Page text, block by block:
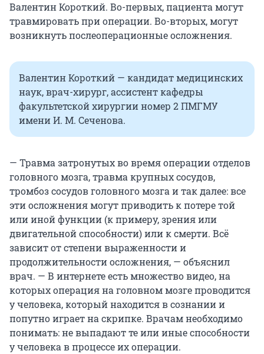
Валентин Короткий. Во-первых, пациента могут
травмировать при операции. Во-вторых, могут
возникнуть послеоперационные осложнения.
Валентин Короткий — кандидат медицинских
наук, врач-хирург, ассистент кафедры
факультетской хирургии номер 2 ПМГМУ
имени И. М. Сеченова.
— Травма затронутых во время операции отделов
головного мозга, травма крупных сосудов,
тромбоз сосудов головного мозга и так далее: все
эти осложнения могут приводить к потере той
или иной функции (к примеру, зрения или
двигательной способности) или к смерти. Всё
зависит от степени выраженности и
продолжительности осложнения, — объяснил
врач. — В интернете есть множество видео, на
которых операция на головном мозге проводится
у человека, который находится в сознании и
попутно играет на скрипке. Врачам необходимо
понимать: не выпадают те или иные способности
у человека в процессе их операции.